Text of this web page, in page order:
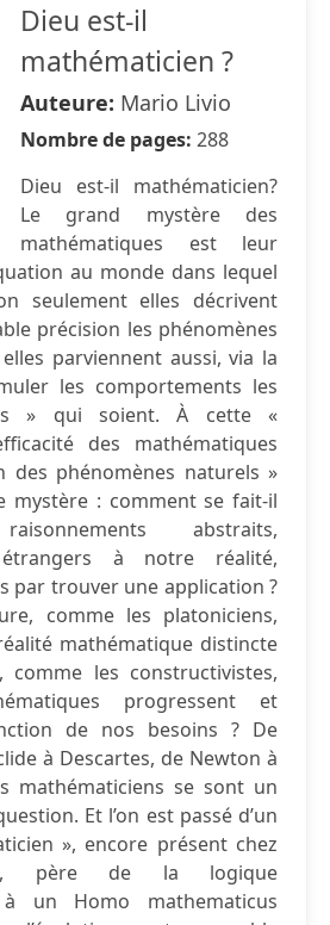
Dieu est-il
mathématicien ?
Auteure: Mario Livio
Nombre de pages: 288
Dieu est-il mathématicien?
Le grand mystère des
mathématiques est leur
au monde dans lequel
seulement elles décrivent
précision les phénomènes
parviennent aussi, via la
les comportements les
» qui soient. À cette «
des mathématiques
des phénomènes naturels »
mystère : comment se fait-il
abstraits,
étrangers à notre réalité,
par trouver une application ?
comme les platoniciens,
mathématique distincte
les constructivistes,
progressent et
de nos besoins ? De
à Descartes, de Newton à
mathématiciens se sont un
Et l’on est passé d’un
», encore présent chez
père de la logique
à un Homo mathematicus